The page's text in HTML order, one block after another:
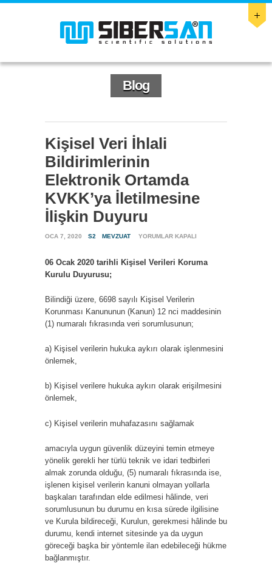
Blog
Kişisel Veri İhlali
Bildirimlerinin
Elektronik Ortamda
KVKK’ya İletilmesine
İlişkin Duyuru
OCA 7, 2020 S2 MEVZUAT
KIŞISEL
BILDIRIMLERININ
İLETILMESINE
İLIŞKIN
DUYURU
YORUMLAR KAPALI
06 Ocak 2020 tarihli Kişisel Verileri Koruma
Kurulu Duyurusu;
Bilindiği üzere, 6698 sayılı Kişisel Verilerin
Korunması Kanununun (Kanun) 12 nci maddesinin
(1) numaralı fıkrasında veri sorumlusunun;
a) Kişisel verilerin hukuka aykırı olarak işlenmesini
önlemek,
b) Kişisel verilere hukuka aykırı olarak erişilmesini
önlemek,
c) Kişisel verilerin muhafazasını sağlamak
amacıyla uygun güvenlik düzeyini temin etmeye
yönelik gerekli her türlü teknik ve idari tedbirleri
almak zorunda olduğu, (5) numaralı fıkrasında ise,
işlenen kişisel verilerin kanuni olmayan yollarla
başkaları tarafından elde edilmesi hâlinde, veri
sorumlusunun bu durumu en kısa sürede ilgilisine
ve Kurula bildireceği, Kurulun, gerekmesi hâlinde bu
durumu, kendi internet sitesinde ya da uygun
göreceği başka bir yöntemle ilan edebileceği hükme
bağlanmıştır.